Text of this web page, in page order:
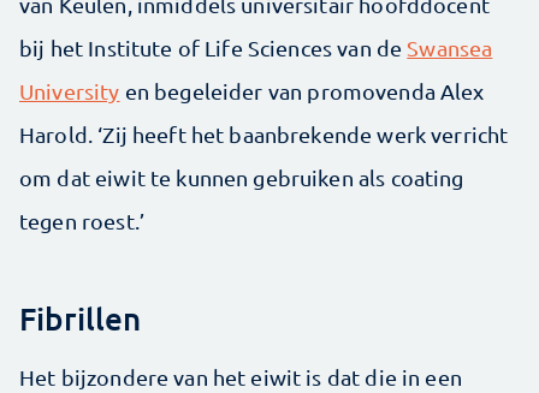
bij het Institute of Life Sciences van de Swansea
University en begeleider van promovenda Alex
Harold. ‘Zij heeft het baanbrekende werk verricht
om dat eiwit te kunnen gebruiken als coating
tegen roest.’
Fibrillen
Het bijzondere van het eiwit is dat die in een